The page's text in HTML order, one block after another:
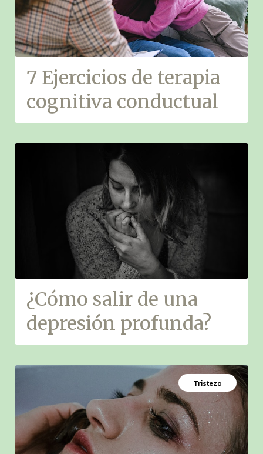
7 Ejercicios de terapia
cognitiva conductual
¿Cómo salir de una
depresión profunda?
Tristeza